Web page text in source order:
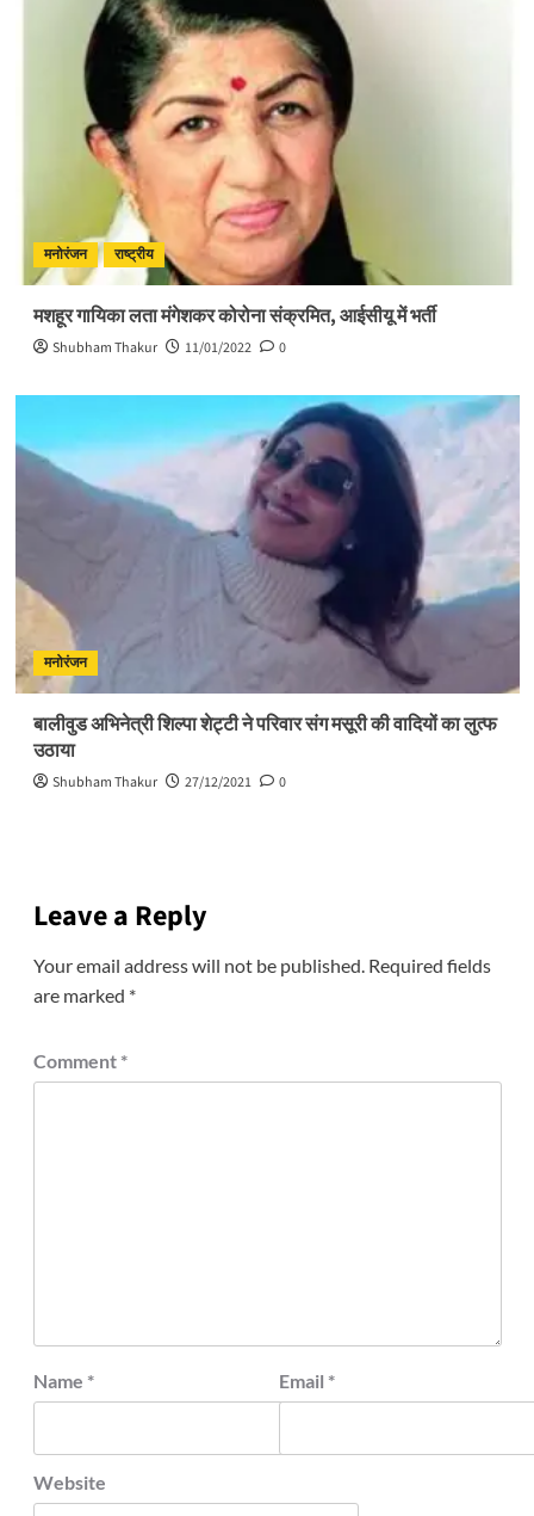
मनोरंजन राष्ट्रीय
मशहूर गायिका लता मंगेशकर कोरोना संक्रमित, आईसीयू में भर्ती
Shubham Thakur 11/01/2022 0
मनोरंजन
बालीवुड अभिनेत्री शिल्पा शेट्टी ने परिवार संग मसूरी की वादियों का लुत्फ
उठाया
Shubham Thakur 27/12/2021 0
Leave a Reply
Your email address will not be published. Required fields
are marked *
Comment *
Name * Email *
Website